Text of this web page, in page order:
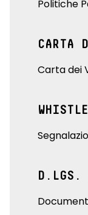
Politiche
CARTA
Carta dei